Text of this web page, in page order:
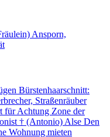
Ansporn,
Bürstenhaarschnitt:
Straßenräuber
für Achtung Zone der
† (Antonio) Alse Den
Wohnung mieten